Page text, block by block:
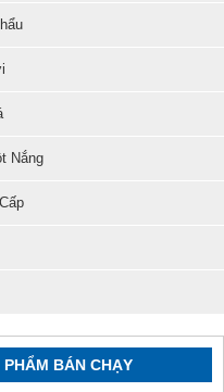
Nắng
PHẨM BÁN CHẠY